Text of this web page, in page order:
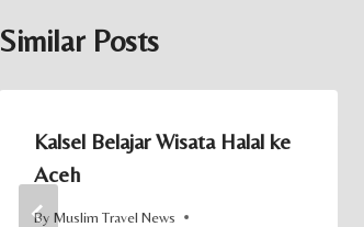
Similar Posts
Kalsel Belajar Wisata Halal ke
Aceh
By Muslim Travel News